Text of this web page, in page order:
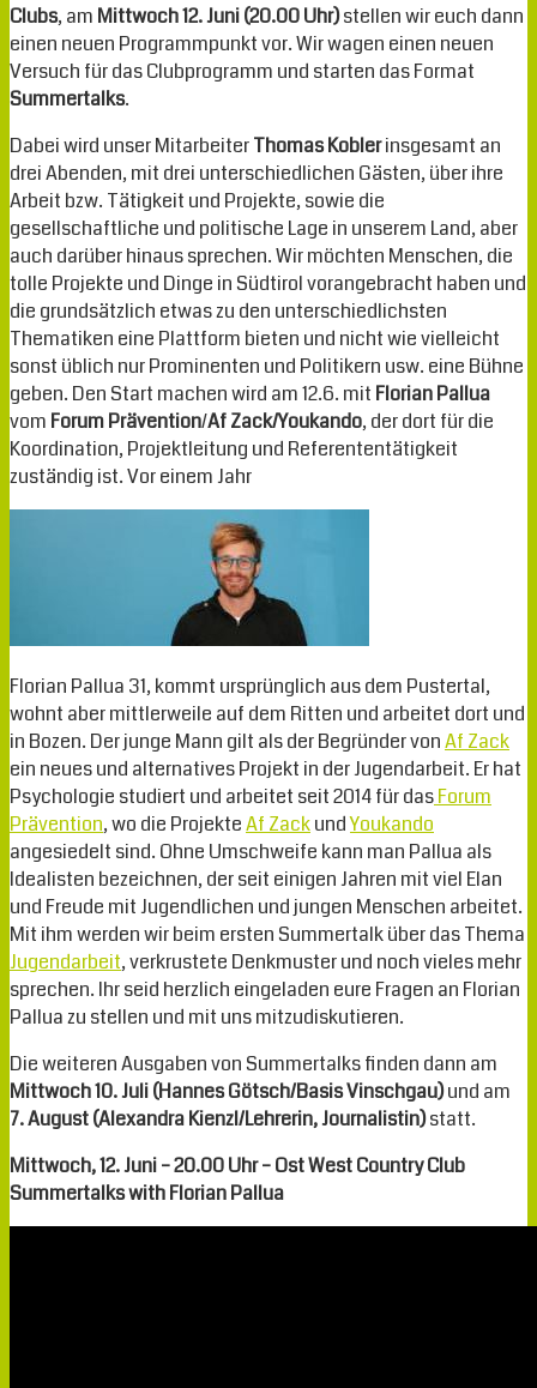
Clubs, am Mittwoch 12. Juni (20.00 Uhr)stellen wir euch dann
einen neuen Programmpunkt vor. Wir wagen einen neuen
Versuch für das Clubprogramm und starten das Format
Summertalks.
Dabei wird unser MitarbeiterThomas Koblerinsgesamt an
drei Abenden, mit drei unterschiedlichen Gästen, über ihre
Arbeit bzw. Tätigkeit und Projekte, sowie die
gesellschaftliche und politische Lage in unserem Land, aber
auch darüber hinaus sprechen. Wir möchten Menschen, die
tolle Projekte und Dinge in Südtirol vorangebracht haben und
die grundsätzlich etwas zu den unterschiedlichsten
Thematiken eine Plattform bieten und nicht wie vielleicht
sonst üblich nur Prominenten und Politikern usw. eine Bühne
geben. Den Start machen wird am 12.6. mit Florian Pallua
vom Forum Prävention/Af Zack/Youkando, der dort für die
Koordination, Projektleitung und Referententätigkeit
zuständig ist. Vor einem Jahr
Florian Pallua 31, kommt ursprünglich aus dem Pustertal,
wohnt aber mittlerweile auf dem Ritten und arbeitet dort und
in Bozen. Der junge Mann gilt als der Begründer vonAf Zack
ein neues und alternatives Projekt in der Jugendarbeit. Er hat
Psychologie studiert und arbeitet seit 2014 für dasForum
Prävention, wo die ProjekteAf ZackundYoukando
angesiedelt sind. Ohne Umschweife kann man Pallua als
Idealisten bezeichnen, der seit einigen Jahren mit viel Elan
und Freude mit Jugendlichen und jungen Menschen arbeitet.
Mit ihm werden wir beim ersten Summertalk über das Thema
Jugendarbeit, verkrustete Denkmuster und noch vieles mehr
sprechen. Ihr seid herzlich eingeladen eure Fragen an Florian
Pallua zu stellen und mit uns mitzudiskutieren.
Die weiteren Ausgaben von Summertalks finden dann am
Mittwoch 10. Juli (Hannes Götsch/Basis Vinschgau)und am
7. August (Alexandra Kienzl/Lehrerin, Journalistin)statt.
Mittwoch, 12. Juni – 20.00 Uhr – Ost West Country Club
Summertalks with Florian Pallua